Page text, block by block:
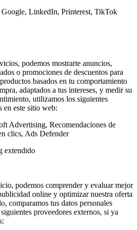
LinkedIn, Printerest, TikTok
podemos mostrarte anuncios,
o promociones de descuentos para
basados en tu comportamiento
adaptados a tus intereses, y medir su
utilizamos los siguientes
en este sitio web:
Advertising, Recomendaciones de
clics, Ads Defender
extendido
podemos comprender y evaluar mejor
online y optimizar nuestra oferta
comparamos tus datos personales
proveedores externos, si ya